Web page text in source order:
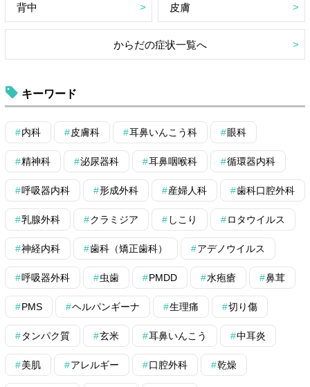
背中 皮膚
からだの症状一覧へ
キーワード
内科 皮膚科 耳鼻いんこう科 眼科
精神科 泌尿器科 耳鼻咽喉科 循環器内科
呼吸器内科 形成外科 産婦人科 歯科口腔外科
乳腺外科 クラミジア しこり ロタウイルス
神経内科 歯科（矯正歯科） アデノウイルス
呼吸器外科 虫歯 PMDD 水疱瘡 鼻茸
PMS ヘルパンギーナ 生理痛 切り傷
タンパク質 玄米 耳鼻いんこう 中耳炎
美肌 アレルギー 口腔外科 乾燥